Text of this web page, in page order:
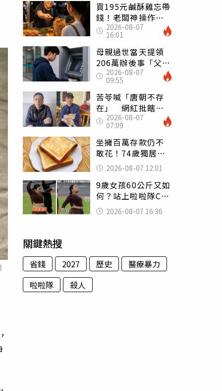
買195元鹹酥雞忘帶
錢！老闆神操作
「倒找5元」 全網
看哭：這就是台灣
2026-08-07
16:01
母親過世當天提領
206萬辦後事「父子
遭判刑」 律師：
搶錢先下手是罪
2026-08-07
09:55
苦苓喊「唐朝不存
在」 網紅批瞎編
歷史：李白、杜甫
用鮮卑文寫詩？
2026-08-07
07:09
坐擁百萬存款仍不
敢花！74歲獨居翁
「1餐只吃1片吐
司」 半年後暴瘦
嚇壞女兒
2026-08-07 12:01
9歲女孩60公斤又如
何？站上啦啦隊C位
驚艷全場 千萬網
友被圈粉
2026-08-07 16:36
關鍵熱搜
省錢 2027 歷史
醫療暴力
啦啦隊
殺人